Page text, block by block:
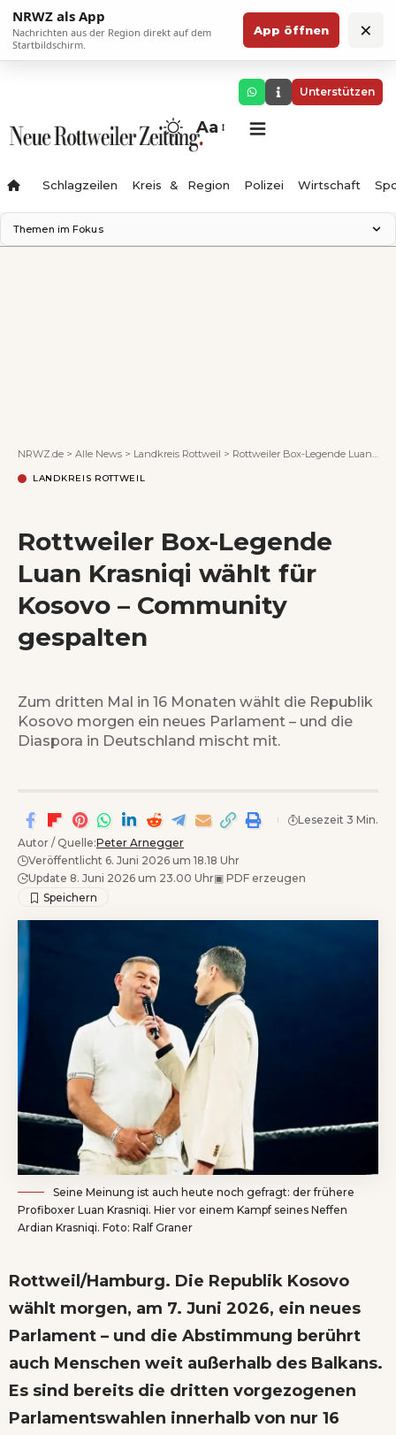
NRWZ als App
Nachrichten aus der Region direkt auf dem
Startbildschirm.
App öffnen ×
Unterstützen
Aa
Schlagzeilen Kreis & Region Polizei Wirtschaft
Themen im Fokus
NRWZ.de > Alle News > Landkreis Rottweil > Rottweiler Box-Legende Luan Krasniqi wählt für Kosovo – Community gespalten
LANDKREIS ROTTWEIL
Rottweiler Box-Legende
Luan Krasniqi wählt für
Kosovo – Community
gespalten
Zum dritten Mal in 16 Monaten wählt die Republik
Kosovo morgen ein neues Parlament – und die
Diaspora in Deutschland mischt mit.
Autor / Quelle:Peter Arnegger
Veröffentlicht 6. Juni 2026 um 18.18 Uhr
Update 8. Juni 2026 um 23.00 Uhr▣ PDF erzeugen
Lesezeit 3 Min.
Seine Meinung ist auch heute noch gefragt: der frühere
Profiboxer Luan Krasniqi. Hier vor einem Kampf seines Neffen
Ardian Krasniqi. Foto: Ralf Graner
Rottweil/Hamburg. Die Republik Kosovo
wählt morgen, am 7. Juni 2026, ein neues
Parlament – und die Abstimmung berührt
auch Menschen weit außerhalb des Balkans.
Es sind bereits die dritten vorgezogenen
Parlamentswahlen innerhalb von nur 16